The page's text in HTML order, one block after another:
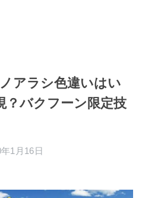
アラシ色違いはい
？バクフーン限定技
1月16日